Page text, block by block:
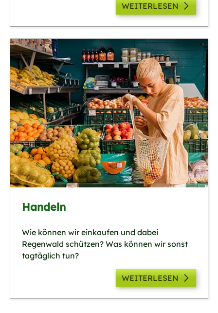
WEITERLESEN
Handeln
Wie können wir einkaufen und dabei
Regenwald schützen? Was können wir sonst
tagtäglich tun?
WEITERLESEN